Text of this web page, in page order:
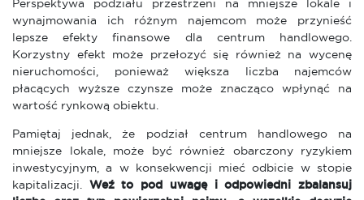
Perspektywa podziału przestrzeni na mniejsze lokale i
wynajmowania ich różnym najemcom może przynieść
lepsze efekty finansowe dla centrum handlowego.
Korzystny efekt może przełozyć się również na wycenę
nieruchomości, ponieważ większa liczba najemców
płacących wyższe czynsze może znacząco wpłynąć na
wartość rynkową obiektu.
Pamiętaj jednak, że podział centrum handlowego na
mniejsze lokale, może być również obarczony ryzykiem
inwestycyjnym, a w konsekwencji mieć odbicie w stopie
kapitalizacji. Weź to pod uwagę i odpowiedni zbalansuj